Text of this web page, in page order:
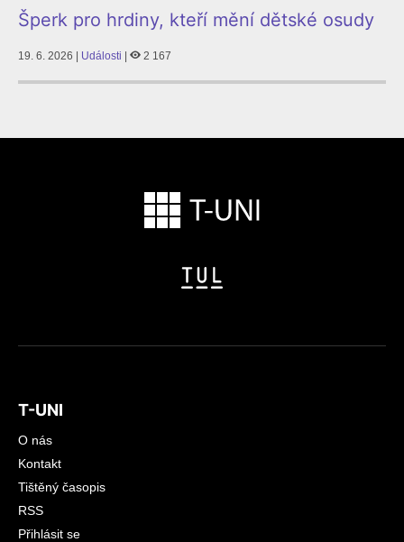
Šperk pro hrdiny, kteří mění dětské osudy
19. 6. 2026 | Události 2 167
T-UNI
O nás
Kontakt
Tištěný časopis
RSS
Přihlásit se